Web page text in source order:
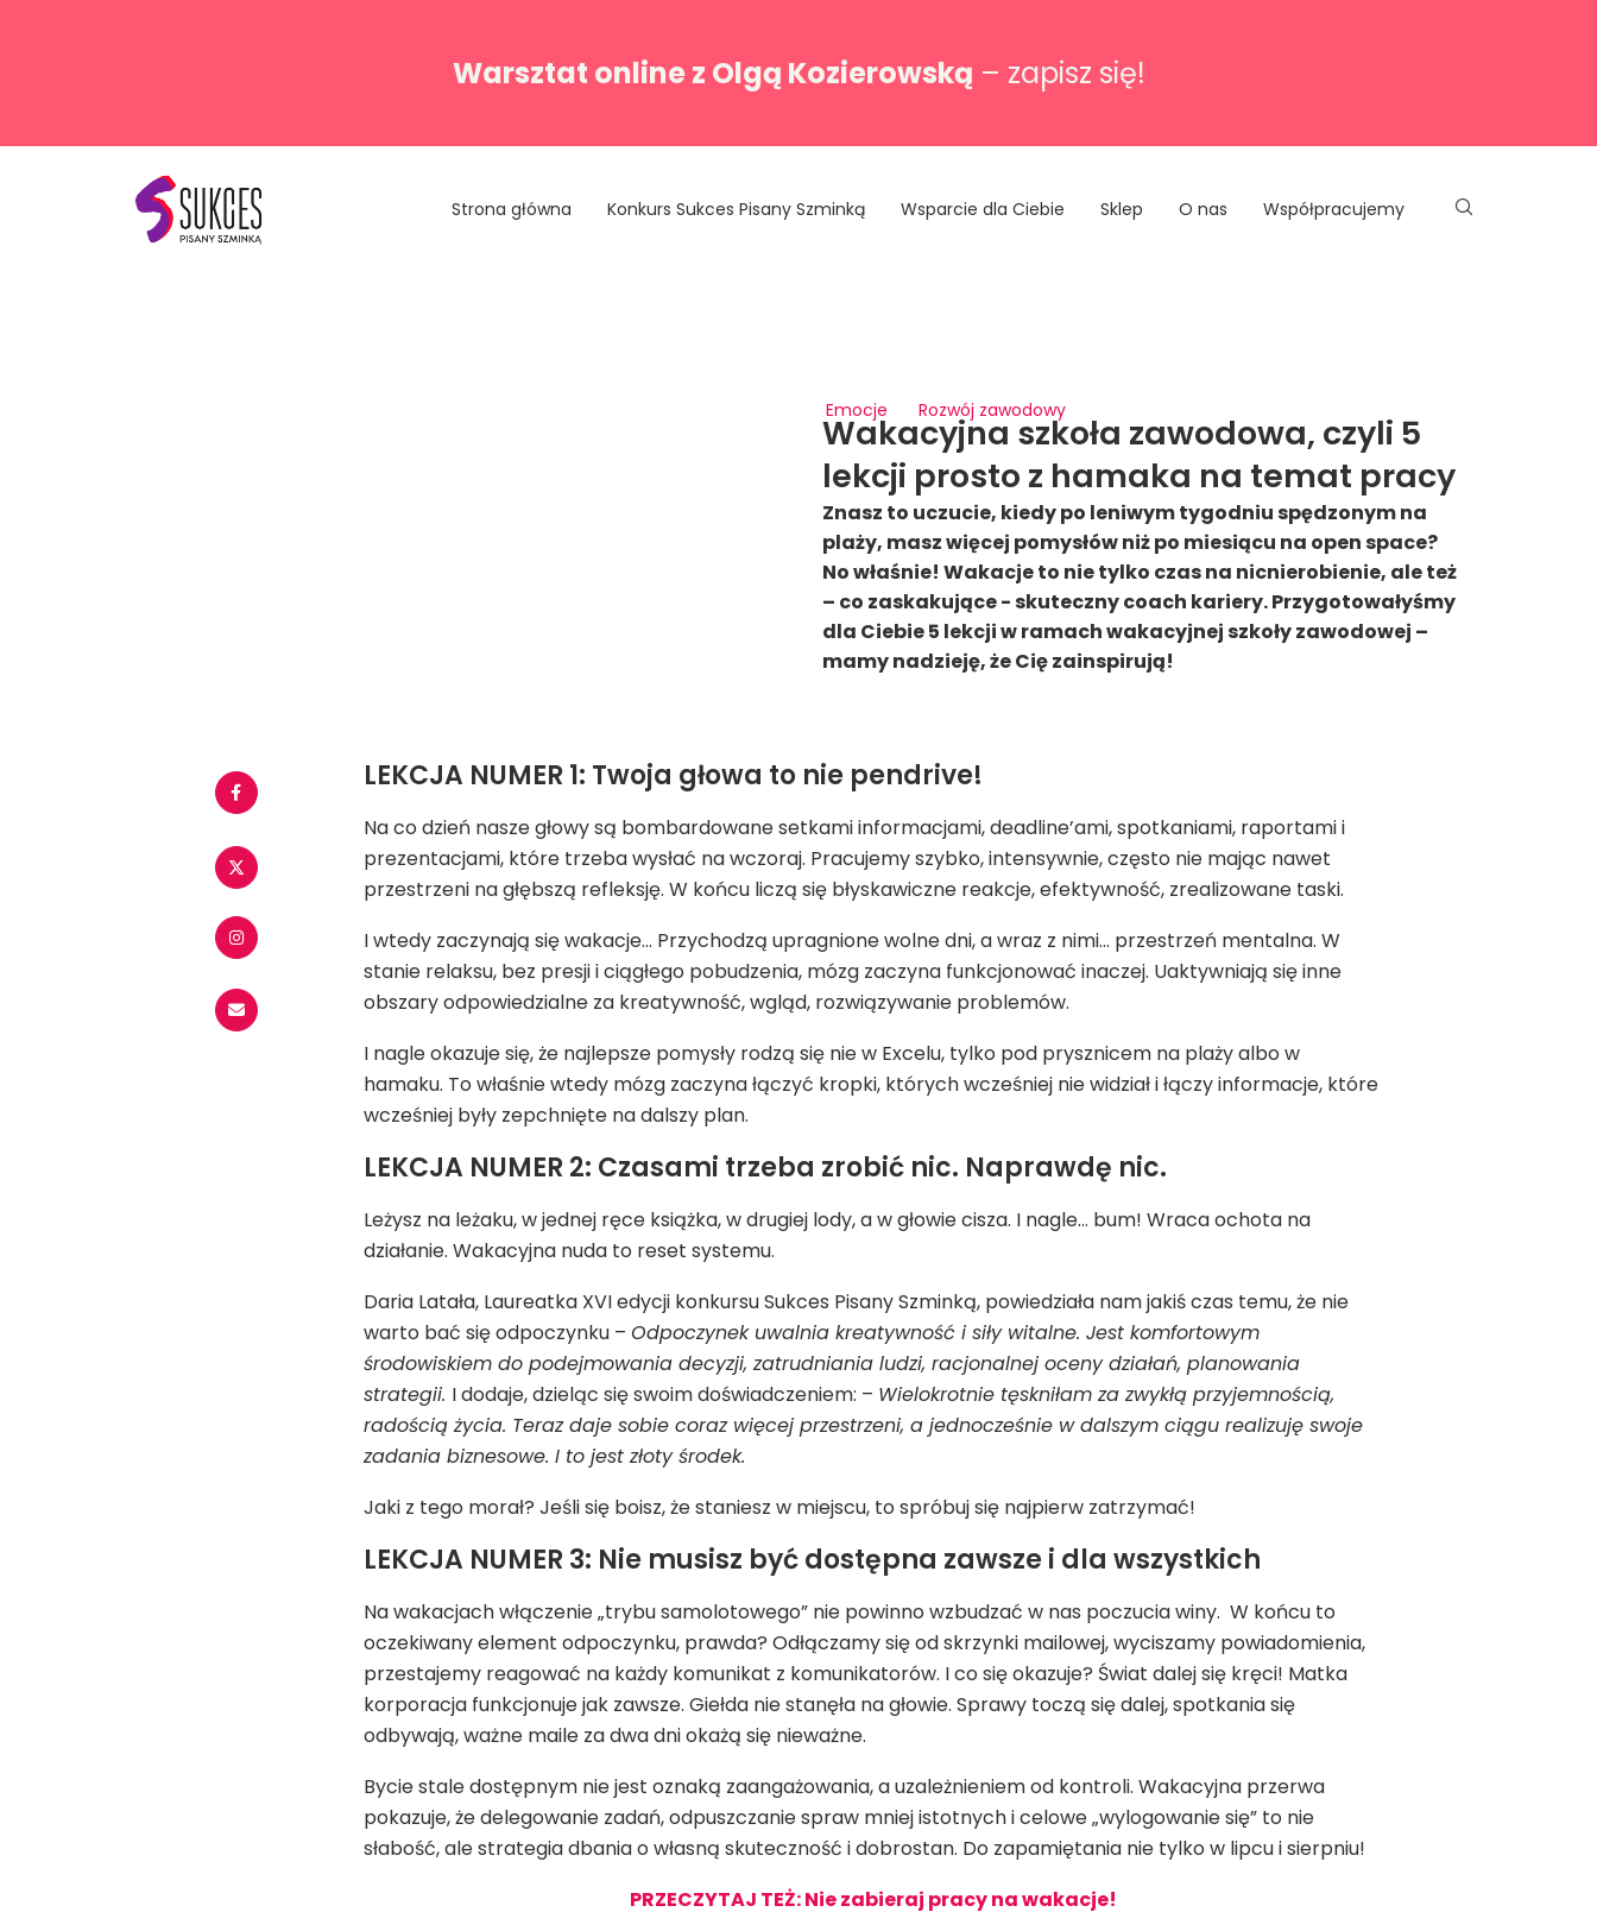
Warsztat online z Olgą Kozierowską – zapisz się!
Strona główna Konkurs Sukces Pisany Szminką Wsparcie dla Ciebie Sklep O nas Współpracujemy
Emocje Rozwój zawodowy
Wakacyjna szkoła zawodowa, czyli 5
lekcji prosto z hamaka na temat pracy
Znasz to uczucie, kiedy po leniwym tygodniu spędzonym na
plaży, masz więcej pomysłów niż po miesiącu na open space?
No właśnie! Wakacje to nie tylko czas na nicnierobienie, ale też
– co zaskakujące - skuteczny coach kariery. Przygotowałyśmy
dla Ciebie 5 lekcji w ramach wakacyjnej szkoły zawodowej –
mamy nadzieję, że Cię zainspirują!
LEKCJA NUMER 1: Twoja głowa to nie pendrive!
Na co dzień nasze głowy są bombardowane setkami informacjami, deadline’ami, spotkaniami, raportami i
prezentacjami, które trzeba wysłać na wczoraj. Pracujemy szybko, intensywnie, często nie mając nawet
przestrzeni na głębszą refleksję. W końcu liczą się błyskawiczne reakcje, efektywność, zrealizowane taski.
I wtedy zaczynają się wakacje… Przychodzą upragnione wolne dni, a wraz z nimi… przestrzeń mentalna. W
stanie relaksu, bez presji i ciągłego pobudzenia, mózg zaczyna funkcjonować inaczej. Uaktywniają się inne
obszary odpowiedzialne za kreatywność, wgląd, rozwiązywanie problemów.
I nagle okazuje się, że najlepsze pomysły rodzą się nie w Excelu, tylko pod prysznicem na plaży albo w
hamaku. To właśnie wtedy mózg zaczyna łączyć kropki, których wcześniej nie widział i łączy informacje, które
wcześniej były zepchnięte na dalszy plan.
LEKCJA NUMER 2: Czasami trzeba zrobić nic. Naprawdę nic.
Leżysz na leżaku, w jednej ręce książka, w drugiej lody, a w głowie cisza. I nagle… bum! Wraca ochota na
działanie. Wakacyjna nuda to reset systemu.
Daria Latała, Laureatka XVI edycji konkursu Sukces Pisany Szminką, powiedziała nam jakiś czas temu, że nie
warto bać się odpoczynku – Odpoczynek uwalnia kreatywność i siły witalne. Jest komfortowym
środowiskiem do podejmowania decyzji, zatrudniania ludzi, racjonalnej oceny działań, planowania
strategii. I dodaje, dzieląc się swoim doświadczeniem: – Wielokrotnie tęskniłam za zwykłą przyjemnością,
radością życia. Teraz daje sobie coraz więcej przestrzeni, a jednocześnie w dalszym ciągu realizuję swoje
zadania biznesowe. I to jest złoty środek.
Jaki z tego morał? Jeśli się boisz, że staniesz w miejscu, to spróbuj się najpierw zatrzymać!
LEKCJA NUMER 3: Nie musisz być dostępna zawsze i dla wszystkich
Na wakacjach włączenie „trybu samolotowego” nie powinno wzbudzać w nas poczucia winy. W końcu to
oczekiwany element odpoczynku, prawda? Odłączamy się od skrzynki mailowej, wyciszamy powiadomienia,
przestajemy reagować na każdy komunikat z komunikatorów. I co się okazuje? Świat dalej się kręci! Matka
korporacja funkcjonuje jak zawsze. Giełda nie stanęła na głowie. Sprawy toczą się dalej, spotkania się
odbywają, ważne maile za dwa dni okażą się nieważne.
Bycie stale dostępnym nie jest oznaką zaangażowania, a uzależnieniem od kontroli. Wakacyjna przerwa
pokazuje, że delegowanie zadań, odpuszczanie spraw mniej istotnych i celowe „wylogowanie się” to nie
słabość, ale strategia dbania o własną skuteczność i dobrostan. Do zapamiętania nie tylko w lipcu i sierpniu!
PRZECZYTAJ TEŻ: Nie zabieraj pracy na wakacje!